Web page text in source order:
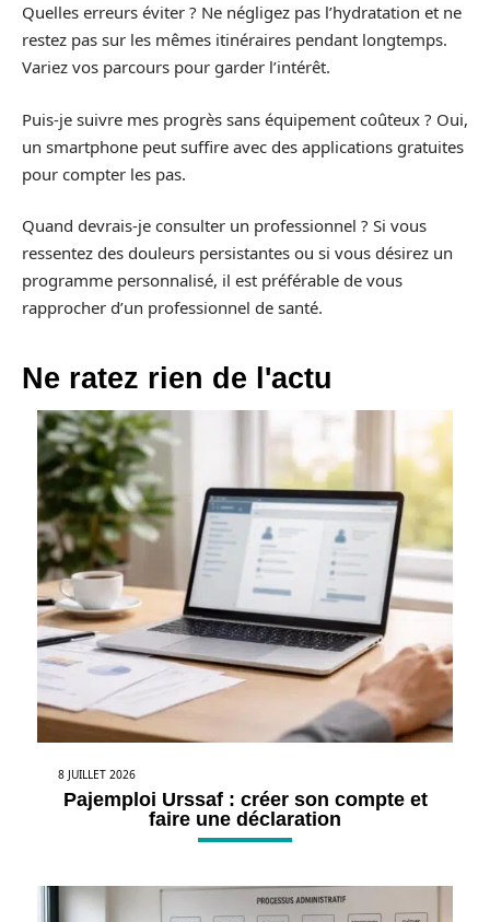
Quelles erreurs éviter ? Ne négligez pas l’hydratation et ne
restez pas sur les mêmes itinéraires pendant longtemps.
Variez vos parcours pour garder l’intérêt.
Puis-je suivre mes progrès sans équipement coûteux ? Oui,
un smartphone peut suffire avec des applications gratuites
pour compter les pas.
Quand devrais-je consulter un professionnel ? Si vous
ressentez des douleurs persistantes ou si vous désirez un
programme personnalisé, il est préférable de vous
rapprocher d’un professionnel de santé.
Ne ratez rien de l'actu
8 JUILLET 2026
Pajemploi Urssaf : créer son compte et
faire une déclaration